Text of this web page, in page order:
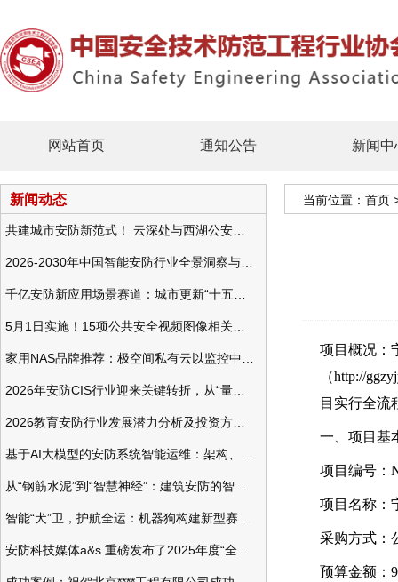
网站首页 通知公告 新闻中
新闻动态 当前位置： 首页
项目概况：
（http://
目实行全流
一、项目基
项目编号：
项目名称：
采购方式：
预算金额：